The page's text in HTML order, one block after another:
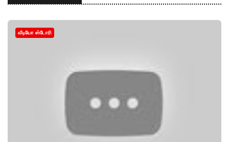
வீடியோ ஸ்டோரி